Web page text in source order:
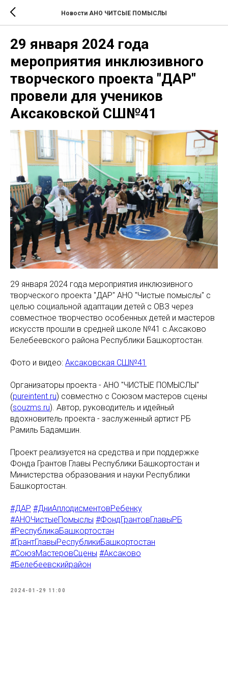
Новости АНО ЧИТСЫЕ ПОМЫСЛЫ
29 января 2024 года
мероприятия инклюзивного
творческого проекта "ДАР"
провели для учеников
Аксаковской СШ№41
29 января 2024 года мероприятия инклюзивного
творческого проекта "ДАР" АНО "Чистые помыслы" с
целью социальной адаптации детей с ОВЗ через
совместное творчество особенных детей и мастеров
искусств прошли в средней школе №41 с.Аксаково
Белебеевского района Республики Башкортостан.
Фото и видео: Аксаковская СШ№41
Организаторы проекта - АНО "ЧИСТЫЕ ПОМЫСЛЫ"
(pureintent.ru) совместно с Союзом мастеров сцены
(souzms.ru). Автор, руководитель и идейный
вдохновитель проекта - заслуженный артист РБ
Рамиль Бадамшин.
Проект реализуется на средства и при поддержке
Фонда Грантов Главы Республики Башкортостан и
Министерства образования и науки Республики
Башкортостан.
#ДАР #ДниАплодисментовРебенку
#АНОЧистыеПомыслы #ФондГрантовГлавыРБ
#РеспубликаБашкортостан
#ГрантГлавыРеспубликиБашкортостан
#СоюзМастеровСцены #Аксаково
#Белебеевскийрайон
2024-01-29 11:00